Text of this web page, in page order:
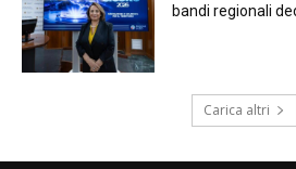
bandi regionali
Carica altri